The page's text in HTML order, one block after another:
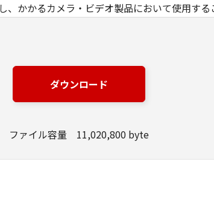
、かかるカメラ・ビデオ製品において使用する
。
るキヤノンの著作権表示を修正、除去または消
ノンは「許諾ソフトウェア」に関するキヤノン
、キヤノンにより所有されています。お客
同意するものとします。
ダウンロード
ファイル容量 11,020,800 byte